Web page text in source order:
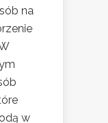
na
w